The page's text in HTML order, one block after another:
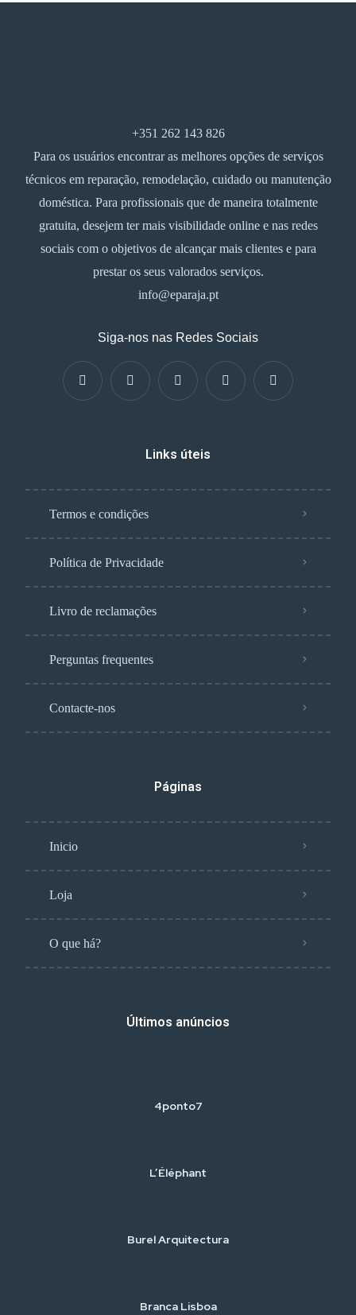
+351 262 143 826
Para os usuários encontrar as melhores opções de serviços
técnicos em reparação, remodelação, cuidado ou manutenção
doméstica. Para profissionais que de maneira totalmente
gratuita, desejem ter mais visibilidade online e nas redes
sociais com o objetivos de alcançar mais clientes e para
prestar os seus valorados serviços.
info@eparaja.pt
Siga-nos nas Redes Sociais
Links úteis
Termos e condições
Política de Privacidade
Livro de reclamações
Perguntas frequentes
Contacte-nos
Páginas
Inicio
Loja
O que há?
Últimos anúncios
4ponto7
L’Éléphant
Burel Arquitectura
Branca Lisboa